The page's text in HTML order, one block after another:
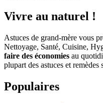
Vivre au naturel !
Astuces de grand-mère vous
Nettoyage, Santé, Cuisine,
faire des économies au
plupart des astuces et remèdes
Populaires